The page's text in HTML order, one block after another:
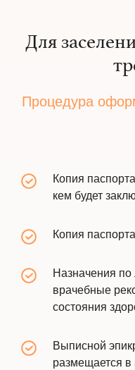
Для
Процедура
Копия
кем будет
Копия
Назначения по
врачебные
состояния
Выписной
размещается